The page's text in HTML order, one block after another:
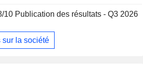
et l'entretien des routes et des
des routes et des chemins de fer,
entreprises locales. Le domaine
10 Publication des résultats - Q3 2026
sur la société